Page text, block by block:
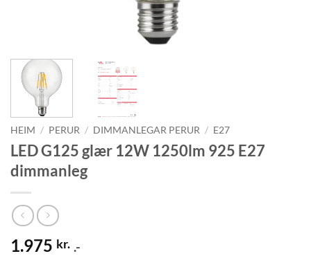
HEIM / PERUR / DIMMANLEGAR PERUR / E27
LED G125 glær 12W 1250lm 925 E27
dimmanleg
1.975 kr. .-